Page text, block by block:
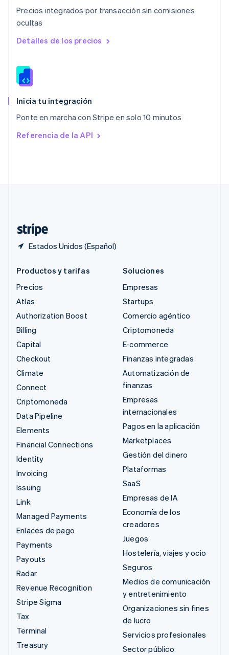
Precios integrados por transacción sin comisiones
ocultas
Detalles de los precios
Inicia tu integración
Ponte en marcha con Stripe en solo 10 minutos
Referencia de la API
Estados Unidos (Español)
NederlandsEnglish
Polonia
English
RAE de Hong Kong, China
Reino Unido
English
English
English
Productos y tarifas
Precios
Atlas
Authorization Boost
Billing
Capital
Checkout
Climate
Connect
Criptomoneda
Data Pipeline
Elements
Financial Connections
Identity
Invoicing
Issuing
Link
Managed Payments
Enlaces de pago
Payments
Payouts
Radar
Revenue Recognition
Stripe Sigma
Tax
Terminal
Treasury
Soluciones
Empresas
Startups
Comercio agéntico
Criptomoneda
E-commerce
Finanzas integradas
Automatización de
finanzas
Empresas
internacionales
Pagos en la aplicación
Marketplaces
Gestión del dinero
Plataformas
SaaS
Empresas de IA
Economía de los
creadores
Juegos
Hostelería, viajes y ocio
Seguros
Medios de comunicación
y entretenimiento
Organizaciones sin fines
de lucro
Servicios profesionales
Sector público